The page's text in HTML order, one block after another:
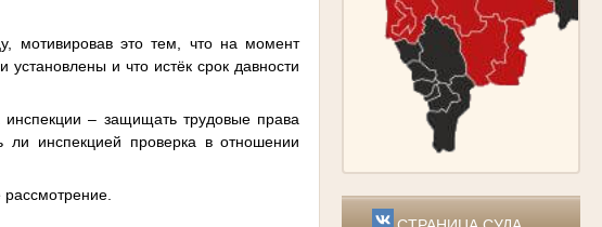
мотивировав это тем, что на момент
и что истёк срок давности
– защищать трудовые права
ли инспекцией проверка в отношении